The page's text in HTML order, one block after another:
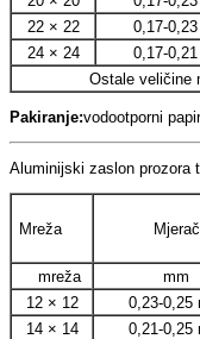
22 × 22
0,17-
24 × 24
0,17-
Ostale veličine
Pakiranje:vodootporni
Aluminijski zaslon prozora
Mreža Mjerač
mreža mm
12 × 12
0,23-0,25
14 × 14
0,21-0,25